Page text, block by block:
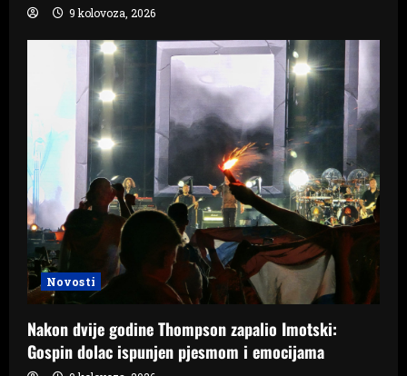
9 kolovoza, 2026
Novosti
Nakon dvije godine Thompson zapalio Imotski:
Gospin dolac ispunjen pjesmom i emocijama